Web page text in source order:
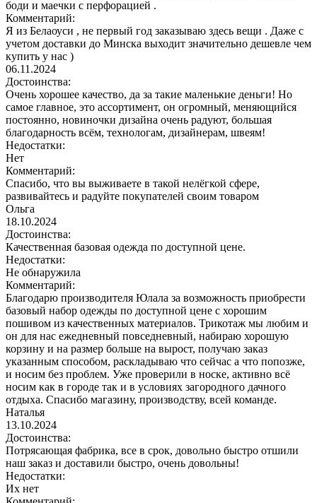
боди и маечки с перфорацией .
Комментарий:
Я из Белаоуси , не первый год заказываю здесь вещи . Даже с
учетом доставки до Минска выходит значительно дешевле чем
купить у нас )
06.11.2024
Достоинства:
Очень хорошее качество, да за такие маленькие деньги! Но
самое главное, это ассортимент, он огромный, меняющийся
постоянно, новиночки дизайна очень радуют, большая
благодарность всём, технологам, дизайнерам, швеям!
Недостатки:
Нет
Комментарий:
Спасибо, что вы выживаете в такой нелёгкой сфере,
развивайтесь и радуйте покупателей своим товаром
Ольга
18.10.2024
Достоинства:
Качественная базовая одежда по доступной цене.
Недостатки:
Не обнаружила
Комментарий:
Благодарю производителя Юлала за возможность приобрести
базовый набор одежды по доступной цене с хорошим
пошивом из качественных материалов. Трикотаж мы любим и
он для нас ежедневный повседневный, набираю хорошую
корзину и на размер больше на вырост, получаю заказ
указанным способом, раскладываю что сейчас а что попозже,
и носим без проблем. Уже проверили в носке, активно всё
носим как в городе так и в условиях загородного дачного
отдыха. Спасибо магазину, производству, всей команде.
Наталья
13.10.2024
Достоинства:
Потрясающая фабрика, все в срок, довольно быстро отшили
наш заказ и доставили быстро, очень довольны!
Недостатки:
Их нет